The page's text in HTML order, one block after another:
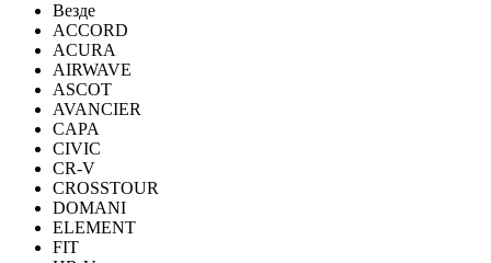
Везде
ACCORD
ACURA
AIRWAVE
ASCOT
AVANCIER
CAPA
CIVIC
CR-V
CROSSTOUR
DOMANI
ELEMENT
FIT